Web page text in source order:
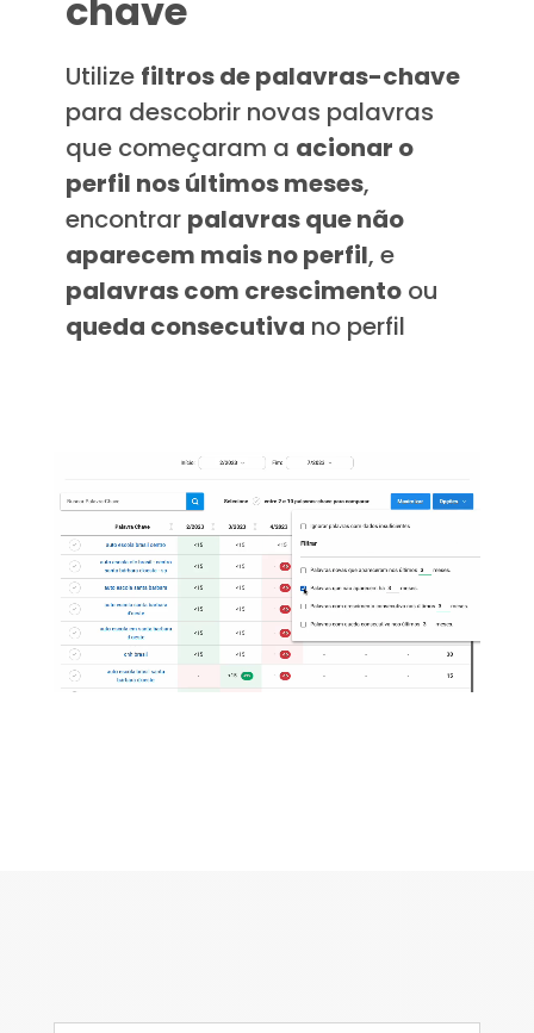
chave
Utilize filtros de palavras-chave
para descobrir novas palavras
que começaram a acionar o
perfil nos últimos meses,
encontrar palavras que não
aparecem mais no perfil, e
palavras com crescimentoou
queda consecutiva no perfil